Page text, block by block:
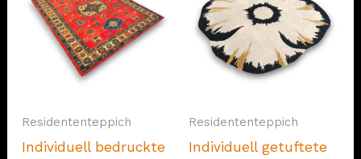
Residententeppich
Individuell bedruckte
Residententeppich
Individuell getuftete